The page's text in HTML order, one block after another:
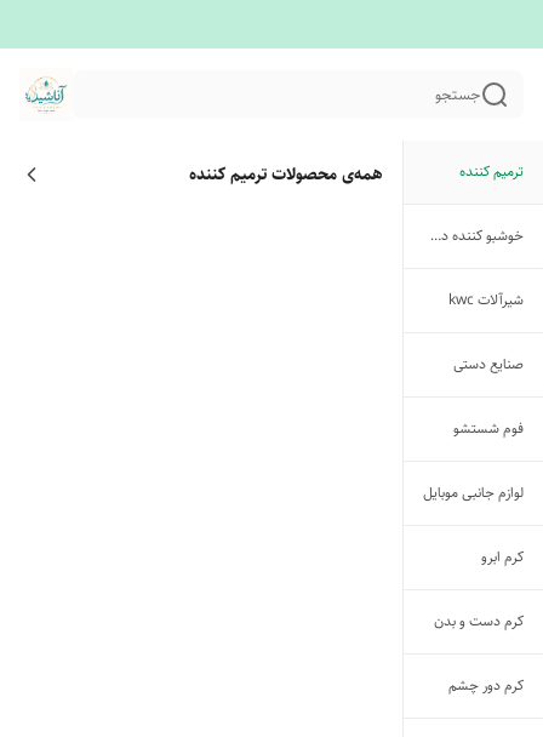
جستجو
ترمیم کننده
خوشبو کننده دهان
شیرآلات kwc
صنایع دستی
فوم شستشو
لوازم جانبی موبایل
کرم ابرو
کرم دست و بدن
کرم دور چشم
همه‌ی محصولاتترمیم کننده